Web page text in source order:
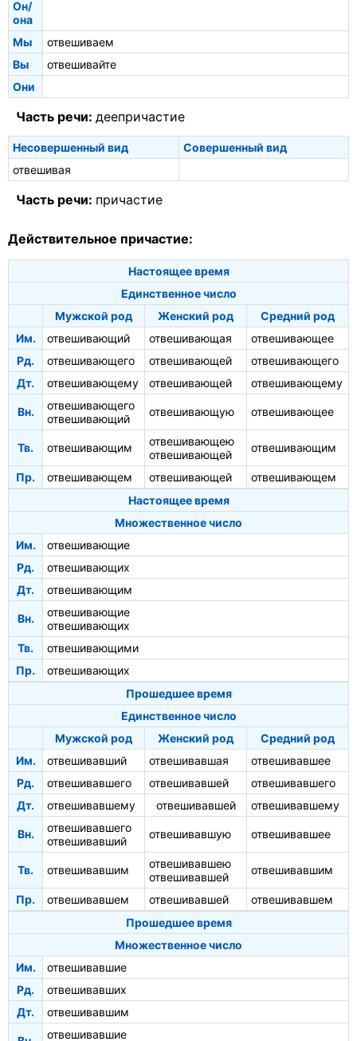
Он/
она
Мы
отвешиваем
Вы
отвешивайте
Они
Часть речи: деепричастие
Несовершенный вид
Совершенный вид
отвешивая
Часть речи: причастие
Действительное причастие:
Настоящее время
Единственное число
Мужской род
Женский род
Средний род
Им.
отвешивающий отвешивающая
отвешивающее
Рд.
отвешивающего отвешивающей
отвешивающего
Дт.
отвешивающему отвешивающей отвешивающему
Вн.
отвешивающего
отвешивающий
отвешивающую отвешивающее
Тв. отвешивающим
отвешивающею
отвешивающей
отвешивающим
Пр. отвешивающем отвешивающей
отвешивающем
Настоящее время
Множественное число
Им.
отвешивающие
Рд.
отвешивающих
Дт.
отвешивающим
Вн.
отвешивающие
отвешивающих
Тв.
отвешивающими
Пр.
отвешивающих
Прошедшее время
Единственное число
Мужской род
Женский род
Средний род
Им.
отвешивавший отвешивавшая
отвешивавшее
Рд.
отвешивавшего отвешивавшей
отвешивавшего
Дт.
отвешивавшему отвешивавшей отвешивавшему
Вн.
отвешивавшего
отвешивавший
отвешивавшую отвешивавшее
Тв. отвешивавшим
отвешивавшею
отвешивавшей
отвешивавшим
Пр. отвешивавшем отвешивавшей
отвешивавшем
Прошедшее время
Множественное число
Им.
отвешивавшие
Рд.
отвешивавших
Дт.
отвешивавшим
отвешивавшие